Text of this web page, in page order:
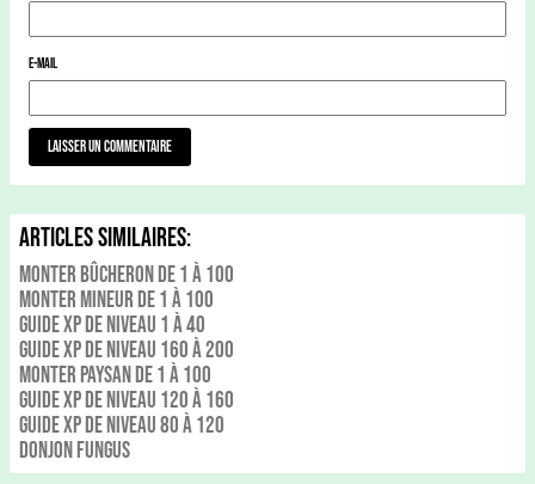
E-mail
Articles Similaires:
Monter Bûcheron de 1 à 100
Monter Mineur de 1 à 100
Guide xp de niveau 1 à 40
Guide xp de niveau 160 à 200
Monter Paysan de 1 à 100
Guide xp de niveau 120 à 160
Guide xp de niveau 80 à 120
Donjon Fungus